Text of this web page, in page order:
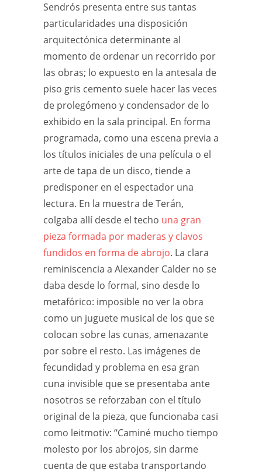
Sendrós presenta entre sus tantas
particularidades una disposición
arquitectónica determinante al
momento de ordenar un recorrido por
las obras; lo expuesto en la antesala de
piso gris cemento suele hacer las veces
de prolegómeno y condensador de lo
exhibido en la sala principal. En forma
programada, como una escena previa a
los títulos iniciales de una película o el
arte de tapa de un disco, tiende a
predisponer en el espectador una
lectura. En la muestra de Terán,
colgaba allí desde el techo una gran
pieza formada por maderas y clavos
fundidos en forma de abrojo. La clara
reminiscencia a Alexander Calder no se
daba desde lo formal, sino desde lo
metafórico: imposible no ver la obra
como un juguete musical de los que se
colocan sobre las cunas, amenazante
por sobre el resto. Las imágenes de
fecundidad y problema en esa gran
cuna invisible que se presentaba ante
nosotros se reforzaban con el título
original de la pieza, que funcionaba casi
como leitmotiv: “Caminé mucho tiempo
molesto por los abrojos, sin darme
cuenta de que estaba transportando